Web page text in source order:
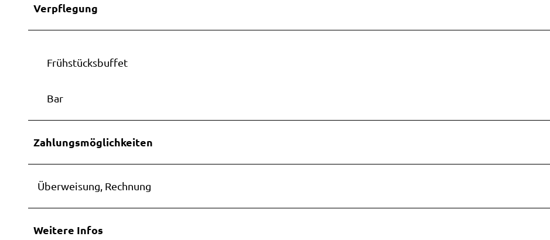
Verpflegung
Frühstücksbuffet
Bar
Zahlungsmöglichkeiten
Überweisung, Rechnung
Weitere Infos